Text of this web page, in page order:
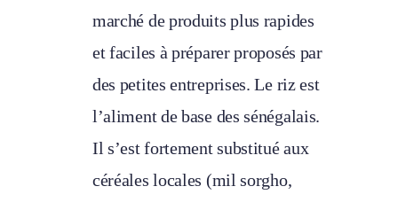
marché de produits plus rapides
et faciles à préparer proposés par
des petites entreprises. Le riz est
l’aliment de base des sénégalais.
Il s’est fortement substitué aux
céréales locales (mil sorgho,